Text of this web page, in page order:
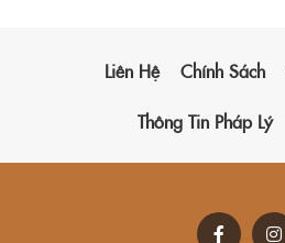
Liên Hệ Chính Sách
Thông Tin Pháp Lý